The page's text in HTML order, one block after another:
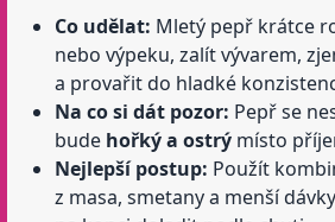
Co udělat: Mletý pepř krátce
nebo výpeku, zalít vývarem,
a provařit do hladké
Na co si dát pozor: Pepř se
bude hořký a ostrý místo
Nejlepší postup: Použít
z masa, smetany a menší